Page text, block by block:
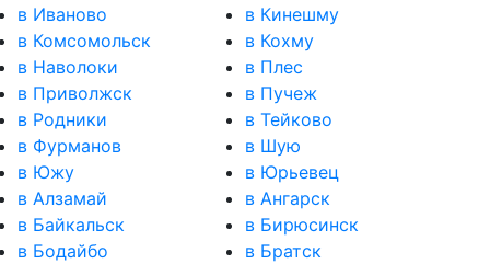
в Иваново
в Кинешму
в Комсомольск
в Кохму
в Наволоки
в Плес
в Приволжск
в Пучеж
в Родники
в Тейково
в Фурманов
в Шую
в Южу
в Юрьевец
в Алзамай
в Ангарск
в Байкальск
в Бирюсинск
в Бодайбо
в Братск